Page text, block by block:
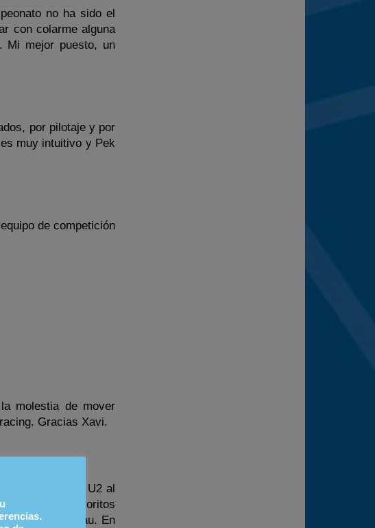
no ha sido el
con colarme alguna
Mi mejor puesto, un
por pilotaje y por
muy intuitivo y Pek
de competición
molestia de mover
Gracias Xavi.
de Metallica y U2 al
Pero mis favoritos
hablando de Sau. En